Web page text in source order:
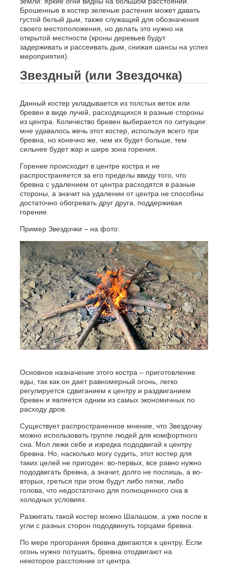
Брошенные в костер зеленые растения может давать
густой белый дым, также служащий для обозначения
своего местоположения, но делать это нужно на
открытой местности (кроны деревьев будут
задерживать и рассеивать дым, снижая шансы на успех
мероприятия).
Звездный (или Звездочка)
Данный костер укладывается из толстых веток или
бревен в виде лучей, расходящихся в разные стороны
из центра. Количество бревен выбирается по ситуации:
мне удавалось жечь этот костер, используя всего три
бревна, но конечно же, чем их будет больше, тем
сильнее будет жар и шире зона горения.
Горение происходит в центре костра и не
распространяется за его пределы ввиду того, что
бревна с удалением от центра расходятся в разные
стороны, а значит на удалении от центра не способны
достаточно обогревать друг друга, поддерживая
горение.
Пример Звездочки – на фото:
Основное назначение этого костра – приготовление
еды, так как он дает равномерный огонь, легко
регулируется сдвиганием к центру и раздвиганием
бревен и является одним из самых экономичных по
расходу дров.
Существует распространенное мнение, что Звездочку
можно использовать группе людей для комфортного
сна. Мол лежи себе и изредка пододвигай к центру
бревна. Но, насколько могу судить, этот костер для
таких целей не пригоден: во-первых, все равно нужно
пододвигать бревна, а значит, долго не поспишь, а во-
вторых, греться при этом будут либо пятки, либо
голова, что недостаточно для полноценного сна в
холодных условиях.
Разжигать такой костер можно Шалашом, а уже после в
угли с разных сторон пододвинуть торцами бревна.
По мере прогорания бревна двигаются к центру. Если
огонь нужно потушить, бревна отодвигают на
некоторое расстояние от центра.